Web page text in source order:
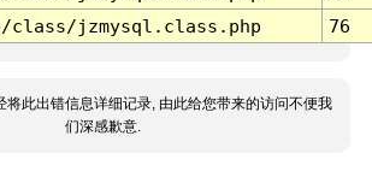
class/jzmysql.class.php 76
将此出错信息详细记录, 由此给您带来的访问不便我
们深感歉意.